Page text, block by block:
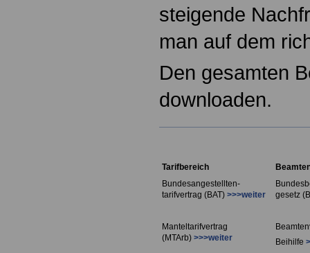
steigende
man auf dem
Den gesamten
downloaden.
Tarifbereich
Bundesangestellten-
tarifvertrag (BAT) >>>weiter
gesetz
Manteltarifvertrag
(MTArb) >>>weiter
Beihilfe